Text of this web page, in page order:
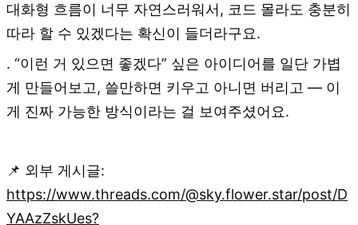
대화형 흐름이 너무 자연스러워서, 코드 몰라도 충분히
따라 할 수 있겠다는 확신이 들더라구요.
​. “이런 거 있으면 좋겠다” 싶은 아이디어를 일단 가볍
게 만들어보고, 쓸만하면 키우고 아니면 버리고 — 이
게 진짜 가능한 방식이라는 걸 보여주셨어요.
📌 외부 게시글:
https://www.threads.com/@sky.flower.star/post/D
YAAzZskUes?